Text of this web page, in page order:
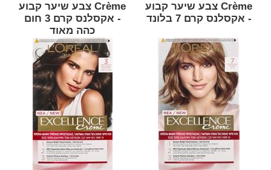
Crème צבע שיער קבוע
- אקסלנס קרם 7 בלונד
Crème צבע שיער קבוע
- אקסלנס קרם 3 חום
כהה מאוד